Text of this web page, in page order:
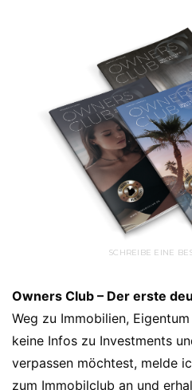
SCHREIBE EINE
Owners Club – Der erste
Weg zu Immobilien,
keine Infos zu Investments
verpassen möchtest, melde
zum Immobilclub an und